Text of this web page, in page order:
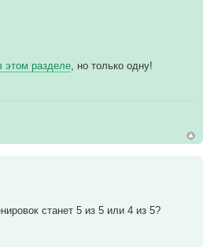
этом разделе , но только одну!
станет 5 из 5 или 4 из 5?